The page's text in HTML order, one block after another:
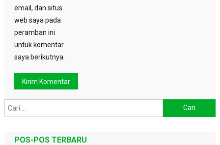
email, dan situs
web saya pada
peramban ini
untuk komentar
saya berikutnya.
untuk:
POS-POS TERBARU